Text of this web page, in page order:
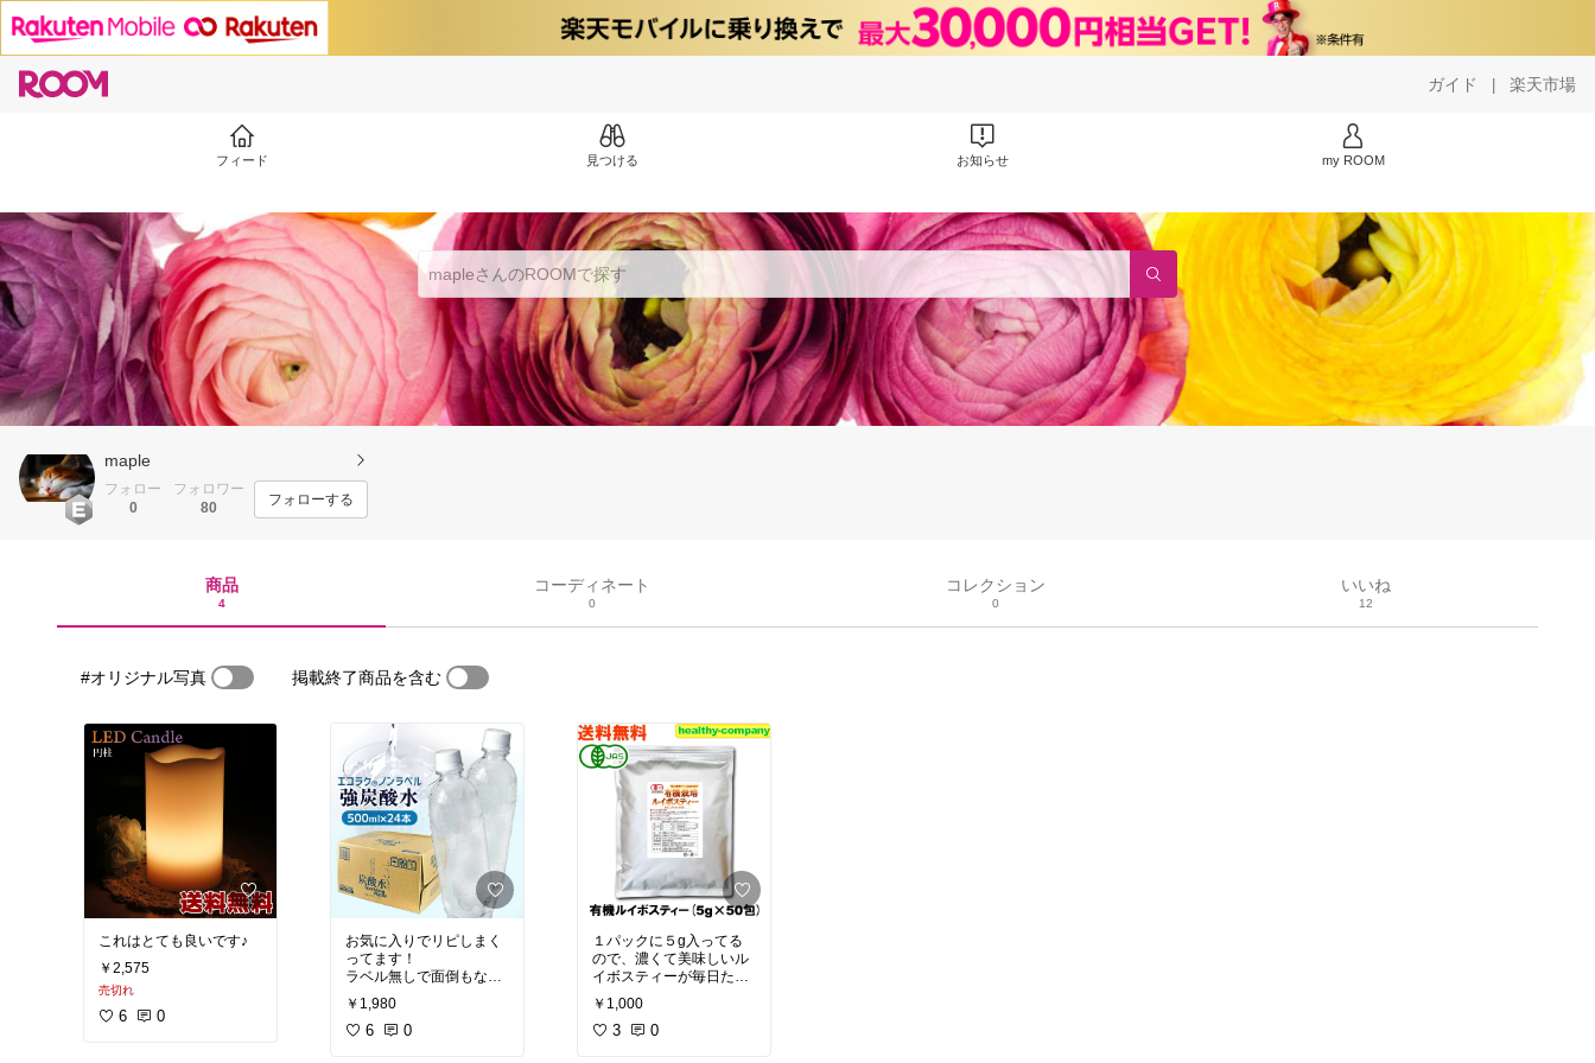
ガイド | 楽天市場
フィード 見つける お知らせ my ROOM
maple
フォロー
0
フォロワー
80
フォローする
商品
4
コーディネート
0
コレクション
0
いいね
12
#オリジナル写真 掲載終了商品を含む
これはとても良いです♪
￥2,575
売切れ
6 0
お気に入りでリピしまく
ってます！
ラベル無しで面倒もな
く、安いのに今まで飲ん
だ炭酸水の中では一番の
強炭酸水でシュワシュワ
￥1,980
6 0
１パックに５g入ってる
ので、濃くて美味しいル
イボスティーが毎日たっ
ぷりいただけます♪
￥1,000
3 0